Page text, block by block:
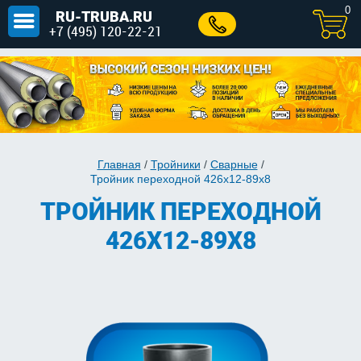
RU-TRUBA.RU
+7 (495) 120-22-21
0
Главная / Тройники / Сварные/
Тройник переходной 426х12-89х8
ТРОЙНИК ПЕРЕХОДНОЙ
426Х12-89Х8